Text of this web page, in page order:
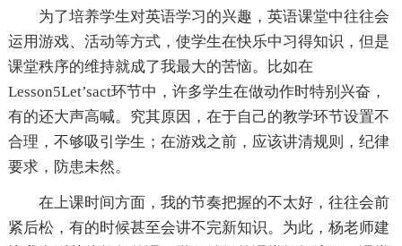
为了培养学生对英语学习的兴趣，英语课堂中往往会
运用游戏、活动等方式，使学生在快乐中习得知识，但是
课堂秩序的维持就成了我最大的苦恼。比如在
Lesson5Let’sact环节中，许多学生在做动作时特别兴奋，
有的还大声高喊。究其原因，在于自己的教学环节设置不
合理，不够吸引学生；在游戏之前，应该讲清规则，纪律
要求，防患未然。
在上课时间方面，我的节奏把握的不太好，往往会前
紧后松，有的时候甚至会讲不完新知识。为此，杨老师建